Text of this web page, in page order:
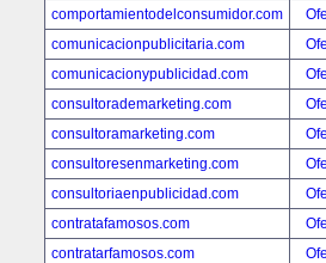
comportamientodelconsumidor.com
comunicacionpublicitaria.com
comunicacionypublicidad.com
consultorademarketing.com
consultoramarketing.com
consultoresenmarketing.com
consultoriaenpublicidad.com
contratafamosos.com
contratarfamosos.com